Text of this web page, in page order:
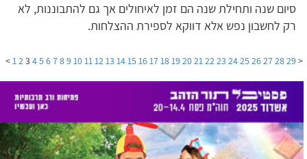
סיום שנה ותחילת שנה הם זמן לאיחולים אך גם להתבוננות, לא
רק לחשבון נפש אלא דווקא לספירת ההצלחות.
<
1234567891011121314151617181920212223242526272829
>